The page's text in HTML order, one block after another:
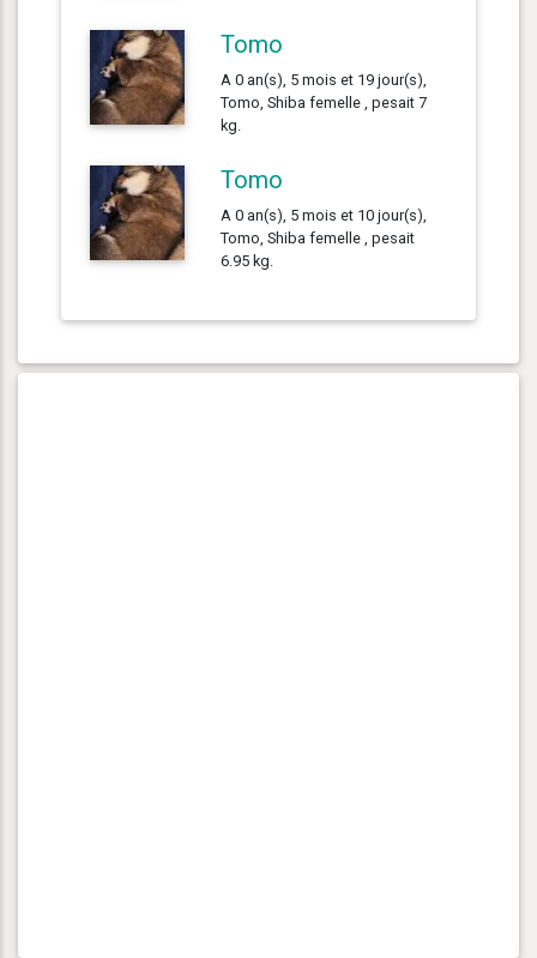
Tomo
A 0 an(s), 5 mois et 19 jour(s),
Tomo, Shiba femelle , pesait 7
kg.
Tomo
A 0 an(s), 5 mois et 10 jour(s),
Tomo, Shiba femelle , pesait
6.95 kg.